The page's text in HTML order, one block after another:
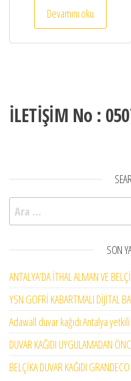
Devamını oku
İLETİŞİM No :
Arama:
SON
ANTALYA’DA İTHAL ALMAN VE
YSN GOFRİ KABARTMALI DİJİTAL
Adawall duvar kağıdı Antalya
DUVAR KAĞIDI UYGULAMADAN
BELÇİKA DUVAR KAĞIDI